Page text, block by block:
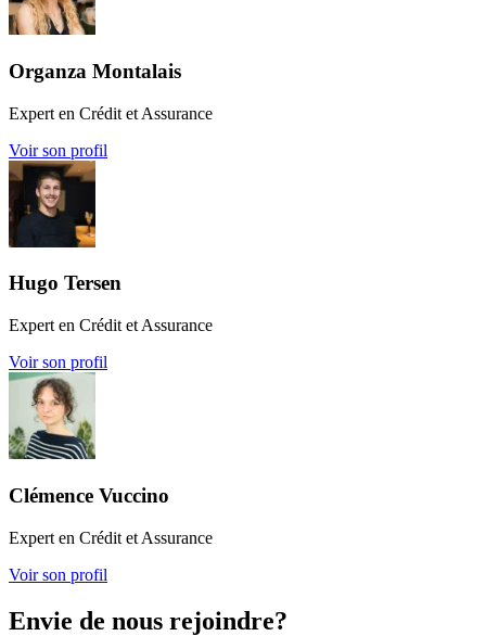
Organza Montalais
Expert en Crédit et Assurance
Voir son profil
Hugo Tersen
Expert en Crédit et Assurance
Voir son profil
Clémence Vuccino
Expert en Crédit et Assurance
Voir son profil
Envie de nous rejoindre?